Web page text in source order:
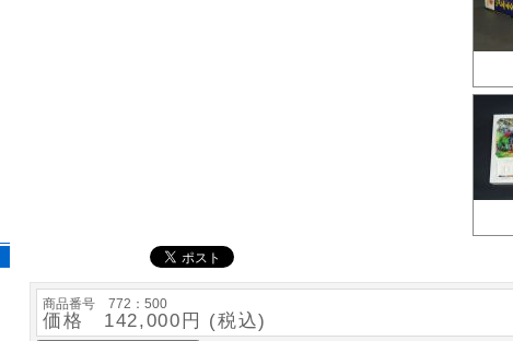
商品番号 772：500
価格 142,000円 (税込)